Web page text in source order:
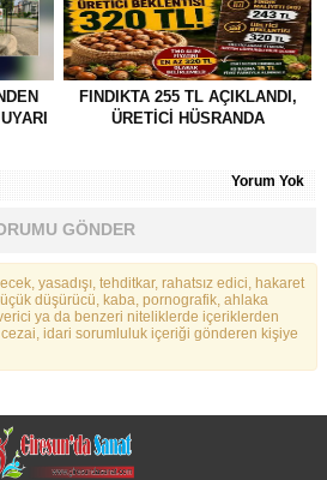
FINDIKTA 255 TL AÇIKLANDI,
ÜRETİCİ HÜSRANDA
Yorum Yok
GÖNDER
yasadışı, tehditkar, rahatsız edici, hakaret
düşürücü, kaba, pornografik, ahlaka
ya da benzeri niteliklerde içeriklerden
idari sorumluluk içeriği gönderen kişiye